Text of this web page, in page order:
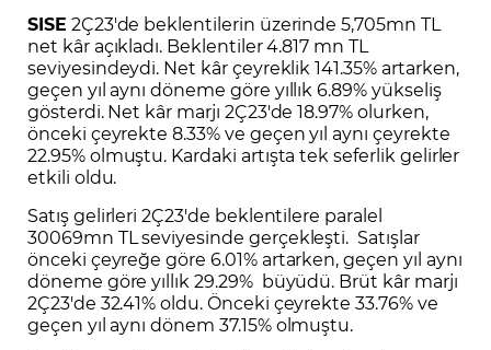
SISE 2Ç23'de beklentilerin üzerinde 5,705mn TL
net kâr açıkladı. Beklentiler 4.817 mn TL
seviyesindeydi. Net kâr çeyreklik 141.35% artarken,
geçen yıl aynı döneme göre yıllık 6.89% yükseliş
gösterdi. Net kâr marjı 2Ç23'de 18.97% olurken,
önceki çeyrekte 8.33% ve geçen yıl aynı çeyrekte
22.95% olmuştu. Kardaki artışta tek seferlik gelirler
etkili oldu.
Satış gelirleri 2Ç23'de beklentilere paralel
30069mn TL seviyesinde gerçekleşti. Satışlar
önceki çeyreğe göre 6.01% artarken, geçen yıl aynı
döneme göre yıllık 29.29% büyüdü. Brüt kâr marjı
2Ç23'de 32.41% oldu. Önceki çeyrekte 33.76% ve
geçen yıl aynı dönem 37.15% olmuştu.